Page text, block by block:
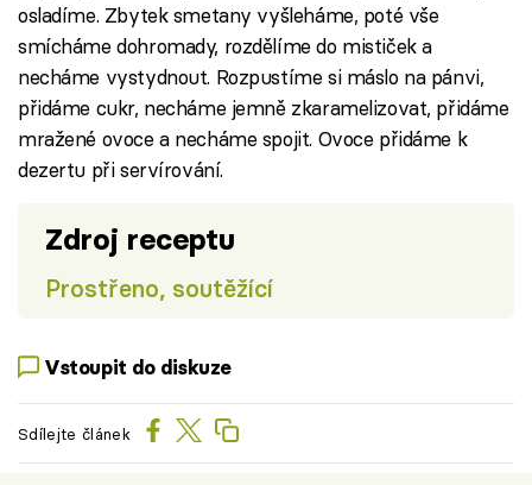
osladíme. Zbytek smetany vyšleháme, poté vše
smícháme dohromady, rozdělíme do mističek a
necháme vystydnout. Rozpustíme si máslo na pánvi,
přidáme cukr, necháme jemně zkaramelizovat, přidáme
mražené ovoce a necháme spojit. Ovoce přidáme k
dezertu při servírování.
Zdroj receptu
Prostřeno, soutěžící
Vstoupit do diskuze
Sdílejte článek